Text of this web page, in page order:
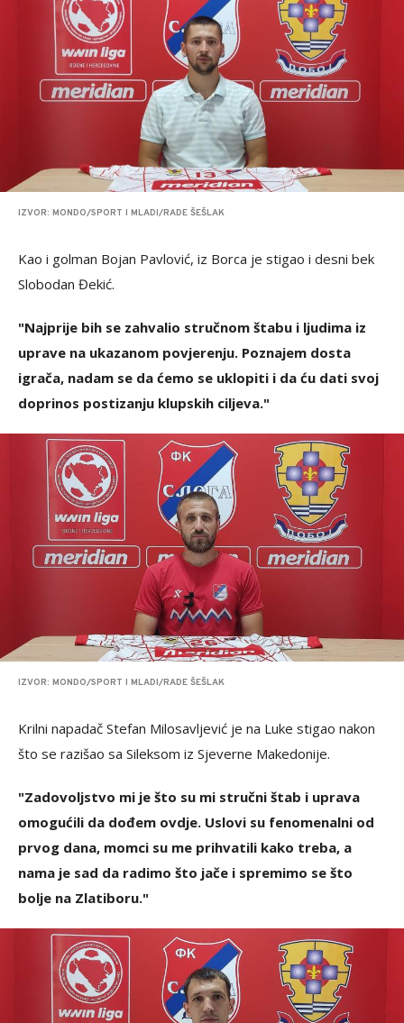
IZVOR: MONDO/SPORT I MLADI/RADE ŠEŠLAK
Kao i golman Bojan Pavlović, iz Borca je stigao i desni bek
Slobodan Đekić.
"Najprije bih se zahvalio stručnom štabu i ljudima iz
uprave na ukazanom povjerenju. Poznajem dosta
igrača, nadam se da ćemo se uklopiti i da ću dati svoj
doprinos postizanju klupskih ciljeva."
IZVOR: MONDO/SPORT I MLADI/RADE ŠEŠLAK
Krilni napadač Stefan Milosavljević je na Luke stigao nakon
što se razišao sa Sileksom iz Sjeverne Makedonije.
"Zadovoljstvo mi je što su mi stručni štab i uprava
omogućili da dođem ovdje. Uslovi su fenomenalni od
prvog dana, momci su me prihvatili kako treba, a
nama je sad da radimo što jače i spremimo se što
bolje na Zlatiboru."